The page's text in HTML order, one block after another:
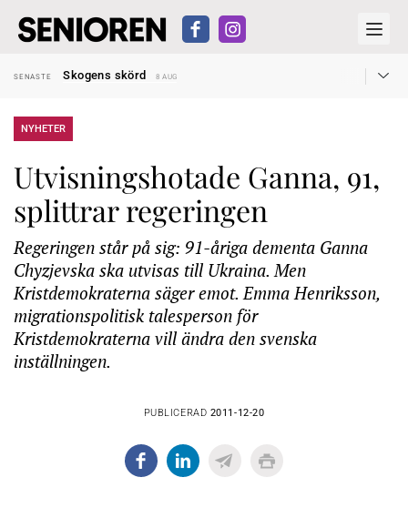
SENASTE
Skogens skörd
8 AUG
SENASTE
Kravet: Nu måste 65-årsgränsen bort
SENASTE
Hyror rusar ifrån äldres bostadstillägg
SENASTE
Skogens skörd 8 AUG
NYHETER
Utvisningshotade Ganna, 91,
splittrar regeringen
Regeringen står på sig: 91-åriga dementa Ganna
Chyzjevska ska utvisas till Ukraina. Men
Kristdemokraterna säger emot. Emma Henriksson,
migrationspolitisk talesperson för
Kristdemokraterna vill ändra den svenska
inställningen.
PUBLICERAD 2011-12-20